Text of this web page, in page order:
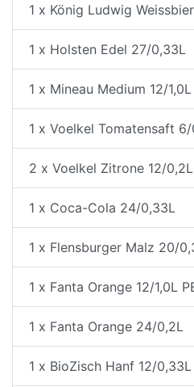
1 x König Ludwig
1 x Holsten Edel 27/0,33L
1 x Mineau Medium 12/1,0L
1 x Voelkel Tomatensaft 6/
2 x Voelkel Zitrone 12/0,2L
1 x Coca-Cola 24/0,33L
1 x Flensburger Malz 20/
1 x Fanta Orange 12/1,0L
1 x Fanta Orange 24/0,2L
1 x BioZisch Hanf 12/0,33L